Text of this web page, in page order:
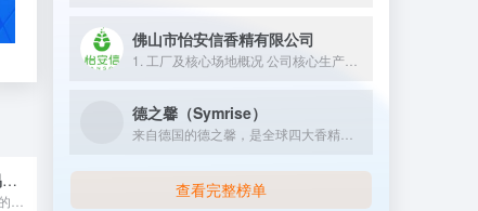
阿泽雷斯国际贸易（上海）有限公司
佛山市怡安信香精有限公司
德之馨（Symrise）
查看完整榜单